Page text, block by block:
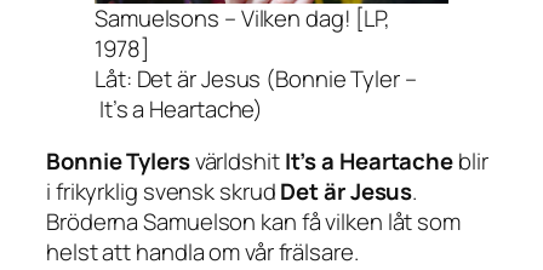
Samuelsons – Vilken dag! [LP,
1978]
Låt: Det är Jesus (Bonnie Tyler –
It’s a Heartache)
Bonnie TylersvärldshitIt’s a Heartacheblir
i frikyrklig svensk skrudDet är Jesus.
Bröderna Samuelson kan få vilken låt som
helst att handla om vår frälsare.